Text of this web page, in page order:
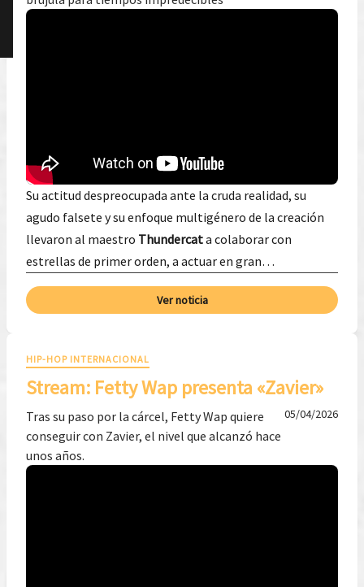
Su actitud despreocupada ante la cruda realidad, su
agudo falsete y su enfoque multigénero de la creación
llevaron al maestro Thundercata colaborar con
estrellas de primer orden, a actuar en gran…
Ver noticia
HIP-HOP INTERNACIONAL
Stream: Fetty Wap presenta «Zavier»
Tras su paso por la cárcel, Fetty Wap quiere
conseguir con Zavier, el nivel que alcanzó hace
unos años.
05/04/2026